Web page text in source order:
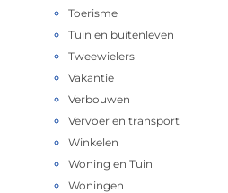
Toerisme
Tuin en buitenleven
Tweewielers
Vakantie
Verbouwen
Vervoer en transport
Winkelen
Woning en Tuin
Woningen